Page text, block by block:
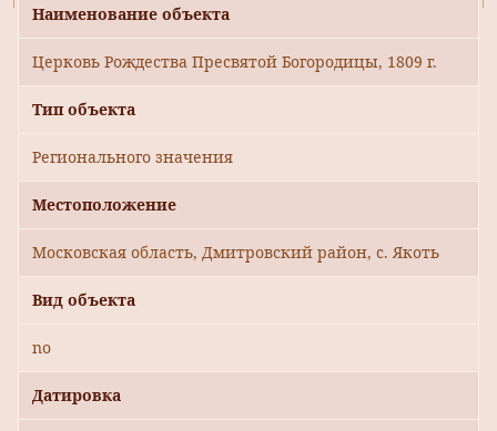
Наименование объекта
Церковь Рождества Пресвятой Богородицы, 1809 г.
Тип объекта
Регионального значения
Местоположение
Московская область, Дмитровский район, с. Якоть
Вид объекта
no
Датировка